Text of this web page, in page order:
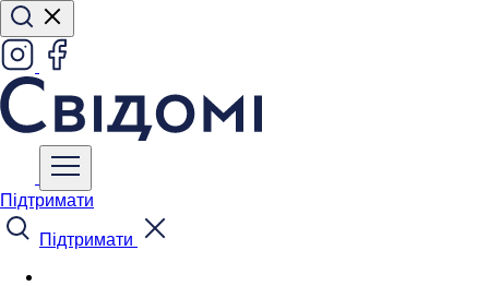
Підтримати
Підтримати